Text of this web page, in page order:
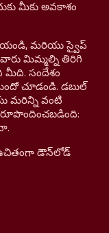
మీకు అవకాశం
మరియు స్వైప్
మిమ్మల్ని తిరిగి
మీది. సందేశం
చూడండి. డబుల్
మరిన్ని వంటి
రూపొందించబడింది:
డౌన్‌లోడ్